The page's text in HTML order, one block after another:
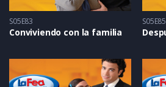
S05E83
Conviviendo con la familia
S05E85